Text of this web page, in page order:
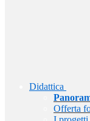
Didattica
Offerta